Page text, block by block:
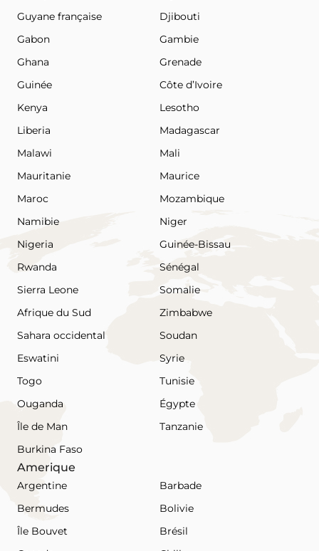
Guyane française
Djibouti
Gabon
Gambie
Ghana
Grenade
Guinée
Côte d’Ivoire
Kenya
Lesotho
Liberia
Madagascar
Malawi
Mali
Mauritanie
Maurice
Maroc
Mozambique
Namibie
Niger
Nigeria
Guinée-Bissau
Rwanda
Sénégal
Sierra Leone
Somalie
Afrique du Sud
Zimbabwe
Sahara occidental
Soudan
Eswatini
Syrie
Togo
Tunisie
Ouganda
Égypte
Île de Man
Tanzanie
Burkina Faso
Amerique
Argentine
Barbade
Bermudes
Bolivie
Île Bouvet
Brésil